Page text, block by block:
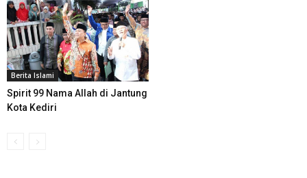
Berita Islami
Spirit 99 Nama Allah di Jantung
Kota Kediri